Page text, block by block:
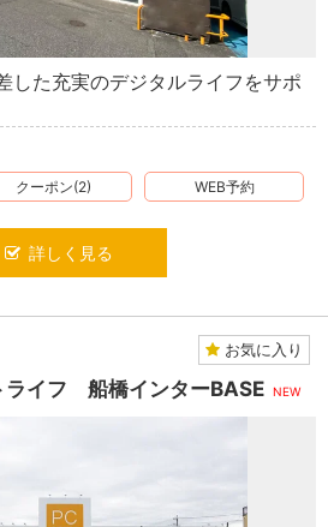
した充実のデジタルライフをサポ
クーポン(2) WEB予約
詳しく見る
お気に入り
ライフ 船橋インターBASE NEW